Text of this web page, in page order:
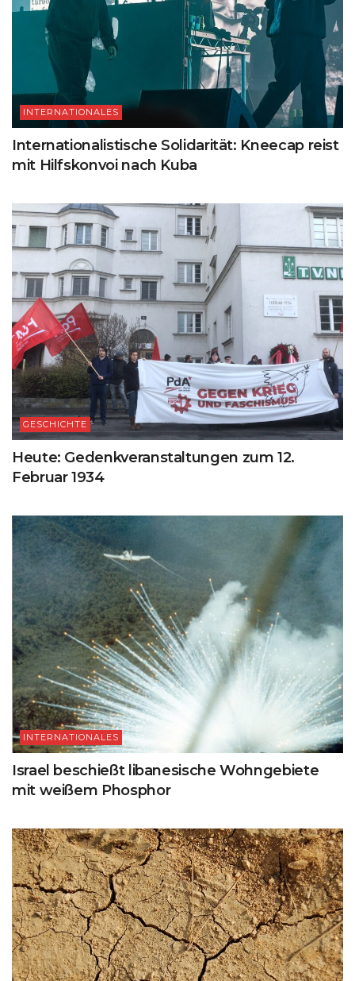
INTERNATIONALES
Internationalistische Solidarität: Kneecap reist
mit Hilfskonvoi nach Kuba
GESCHICHTE
Heute: Gedenkveranstaltungen zum 12.
Februar 1934
INTERNATIONALES
Israel beschießt libanesische Wohngebiete
mit weißem Phosphor